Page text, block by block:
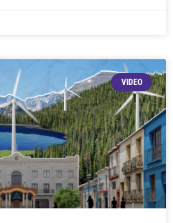
VIDEO